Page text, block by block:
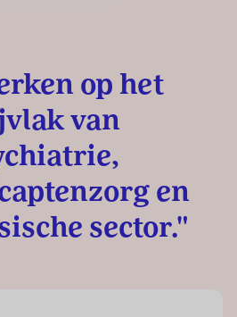
op het
van
en
sector."